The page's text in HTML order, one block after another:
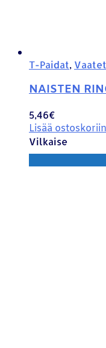
T-Paidat,
NAISTEN
5,46€
Lisää ostoskoriin
Vilkaise